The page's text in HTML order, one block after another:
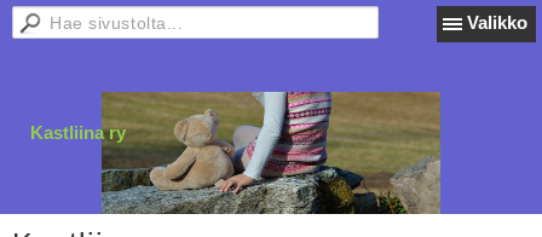
Valikko
Kastliina ry